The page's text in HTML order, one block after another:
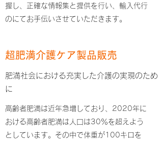
握し、正確な情報集と提供を行い、輸入代行
のにてお手伝いさせていただきます。
超肥満介護ケア製品販売
​肥満社会における充実した介護の実現のため
に
高齢者肥満は近年急増しており、2020年に
おける高齢者肥満は人口は30％を超えよう
としています。その中で体重が100キロを